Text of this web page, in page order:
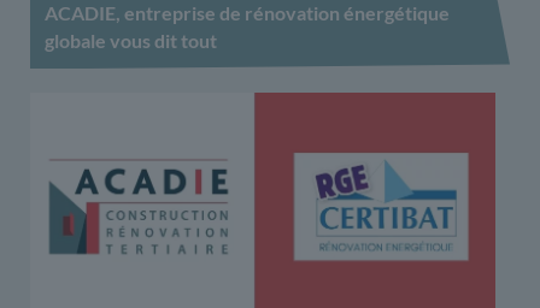
ACADIE, entreprise de rénovation énergétique
globale vous dit tout